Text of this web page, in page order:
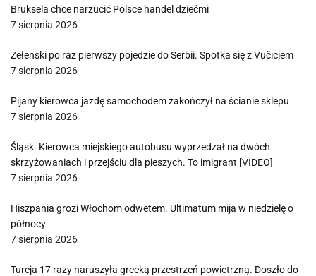
Bruksela chce narzucić Polsce handel dziećmi
7 sierpnia 2026
Zełenski po raz pierwszy pojedzie do Serbii. Spotka się z Vučiciem
7 sierpnia 2026
Pijany kierowca jazdę samochodem zakończył na ścianie sklepu
7 sierpnia 2026
Śląsk. Kierowca miejskiego autobusu wyprzedzał na dwóch
skrzyżowaniach i przejściu dla pieszych. To imigrant [VIDEO]
7 sierpnia 2026
Hiszpania grozi Włochom odwetem. Ultimatum mija w niedzielę o
północy
7 sierpnia 2026
Turcja 17 razy naruszyła grecką przestrzeń powietrzną. Doszło do